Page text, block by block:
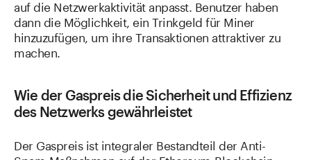
auf die Netzwerkaktivität anpasst. Benutzer haben
dann die Möglichkeit, ein Trinkgeld für Miner
hinzuzufügen, um ihre Transaktionen attraktiver zu
machen.
Wie der Gaspreis die Sicherheit und Effizienz
des Netzwerks gewährleistet
Der Gaspreis ist integraler Bestandteil der Anti-